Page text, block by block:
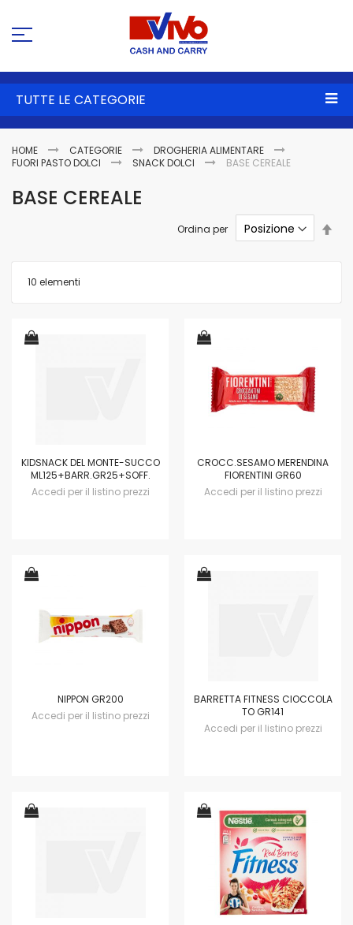
TUTTE LE CATEGORIE
HOME CATEGORIE
DROGHERIA ALIMENTARE
FUORI PASTO DOLCI
SNACK DOLCI BASE CEREALE
BASE CEREALE
10 elementi
Ordina per
KIDSNACK DEL MONTE-SUCCO
ML125+BARR.GR25+SOFF.
Accedi per il listino prezzi
CROCC.SESAMO MERENDINA
FIORENTINI GR60
Accedi per il listino prezzi
NIPPON GR200
Accedi per il listino prezzi
BARRETTA FITNESS CIOCCOLA
TO GR141
Accedi per il listino prezzi